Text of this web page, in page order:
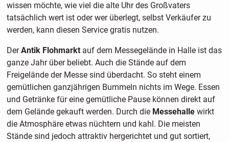
wissen möchte, wie viel die alte Uhr des Großvaters
tatsächlich wert ist oder wer überlegt, selbst Verkäufer zu
werden, kann diesen Service gratis nutzen.
DerAntik Flohmarktauf dem Messegelände in Halle ist das
ganze Jahr über beliebt. Auch die Stände auf dem
Freigelände der Messe sind überdacht. So steht einem
gemütlichen ganzjährigen Bummeln nichts im Wege. Essen
und Getränke für eine gemütliche Pause können direkt auf
dem Gelände gekauft werden. Durch die Messehalle wirkt
die Atmosphäre etwas nüchtern und kahl. Die meisten
Stände sind jedoch attraktiv hergerichtet und gut sortiert,